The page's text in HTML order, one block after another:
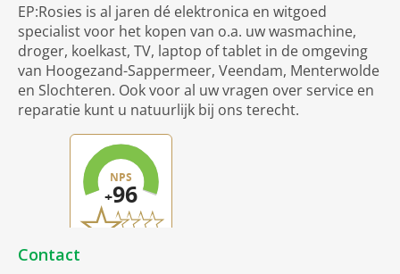
EP:Rosies is al jaren dé elektronica en witgoed
specialist voor het kopen van o.a. uw wasmachine,
droger, koelkast, TV, laptop of tablet in de omgeving
van Hoogezand-Sappermeer, Veendam, Menterwolde
en Slochteren. Ook voor al uw vragen over service en
reparatie kunt u natuurlijk bij ons terecht.
Contact